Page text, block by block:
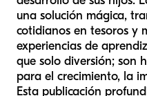
una solución mágica,
cotidianos en tesoros y
experiencias de
que solo diversión; son
para el crecimiento, la
Esta publicación